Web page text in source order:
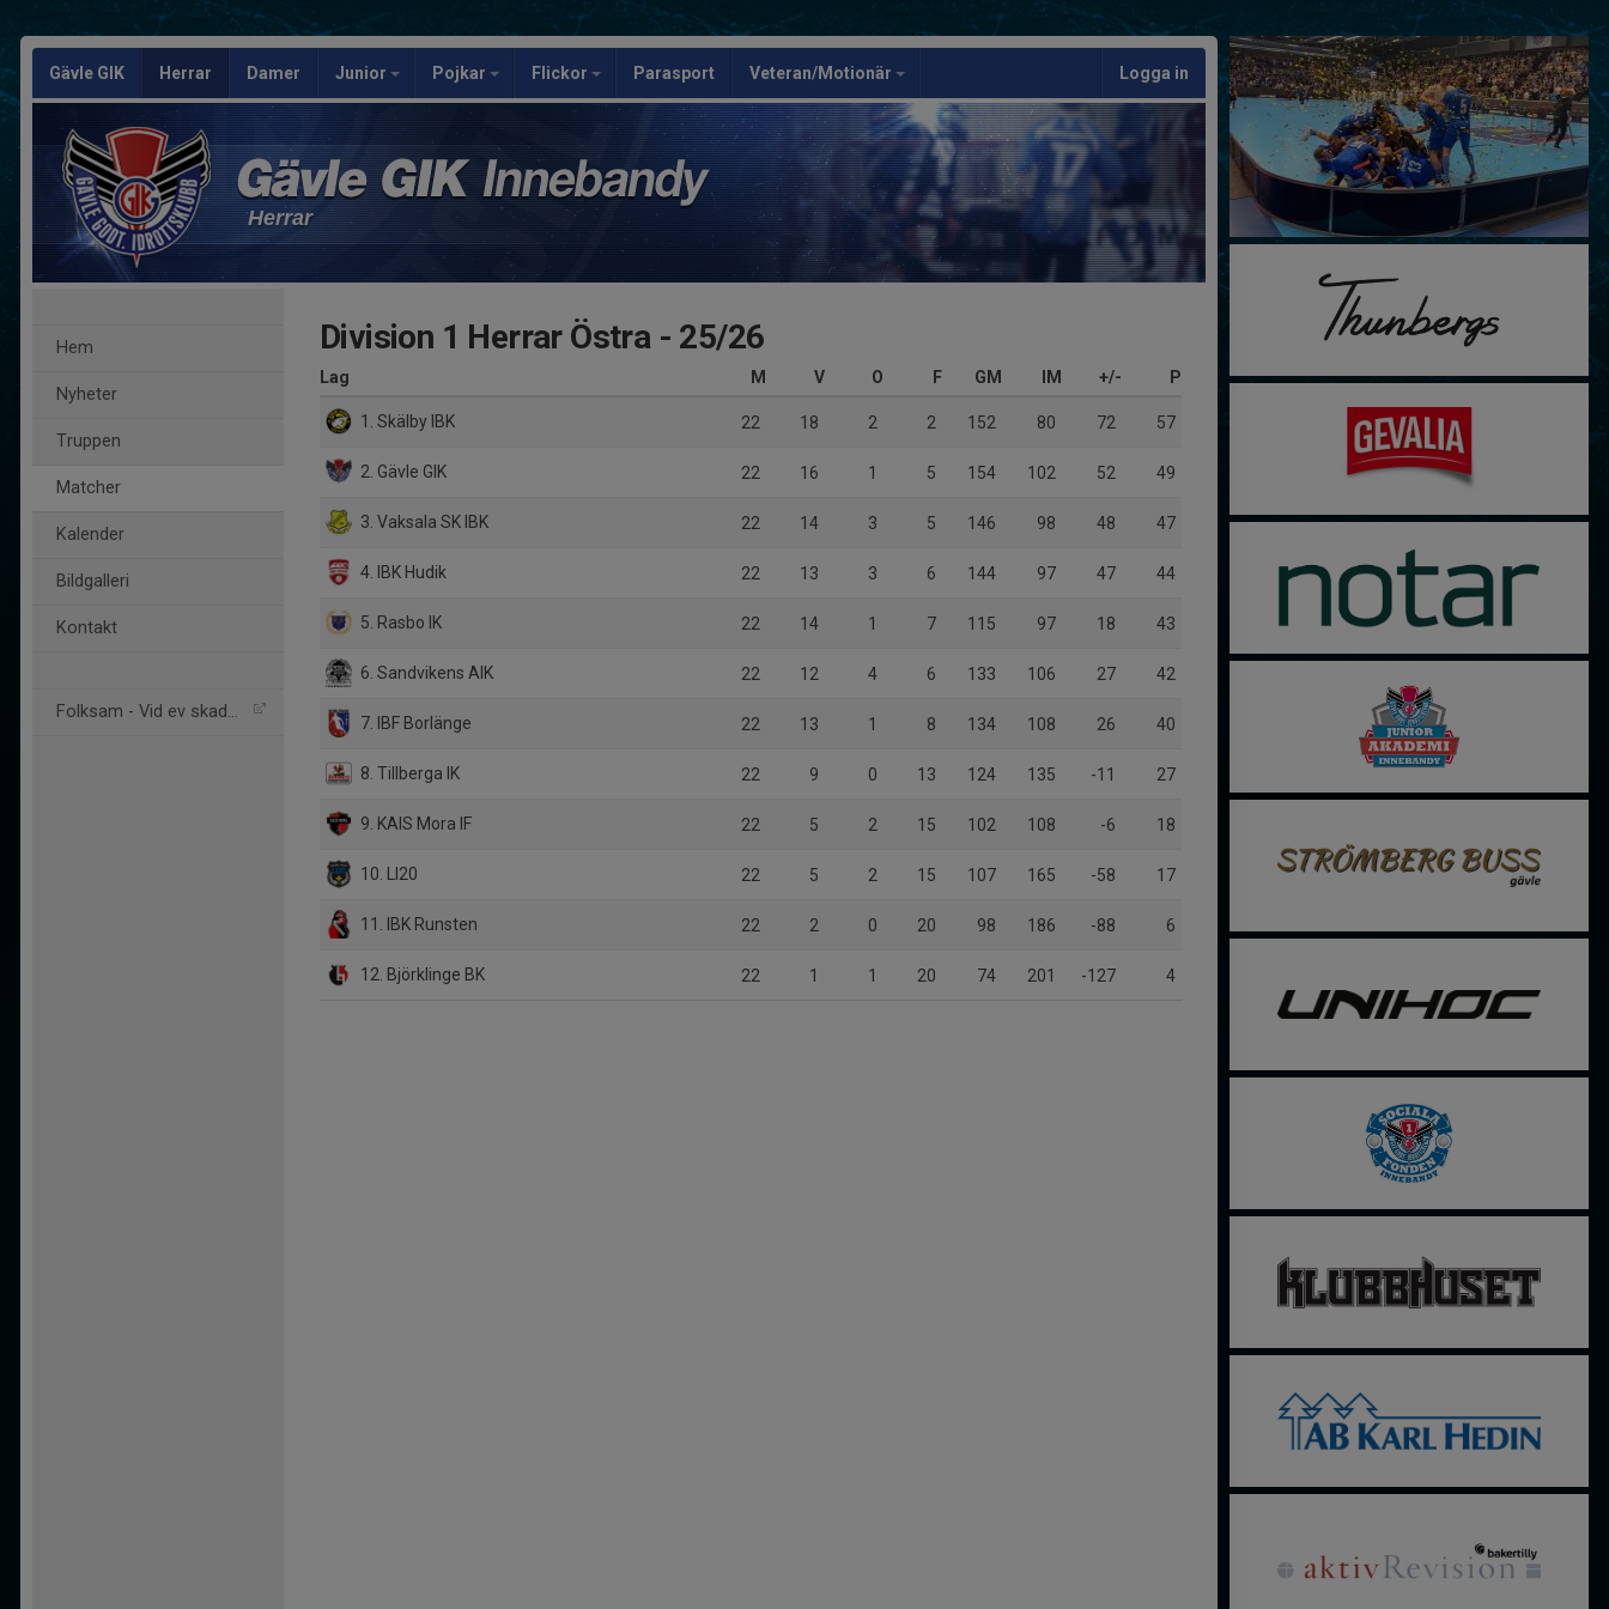
Gävle GIK Herrar Damer Junior Pojkar Flickor Parasport Veteran/Motionär Logga in
Herrar
Hem
Nyheter
Truppen
Matcher
Kalender
Bildgalleri
Kontakt
Folksam - Vid ev skador
Division 1 Herrar Östra - 25/26
Lag M V O F GM IM +/- P
1. Skälby IBK 22 18 2 2 152 80 72 57
2. Gävle GIK 22 16 1 5 154 102 52 49
3. Vaksala SK IBK 22 14 3 5 146 98 48 47
4. IBK Hudik 22 13 3 6 144 97 47 44
5. Rasbo IK 22 14 1 7 115 97 18 43
6. Sandvikens AIK 22 12 4 6 133 106 27 42
7. IBF Borlänge 22 13 1 8 134 108 26 40
8. Tillberga IK 22 9 0 13 124 135 -11 27
9. KAIS Mora IF 22 5 2 15 102 108 -6 18
10. LI20 22 5 2 15 107 165 -58 17
11. IBK Runsten 22 2 0 20 98 186 -88 6
12. Björklinge BK 22 1 1 20 74 201 -127 4